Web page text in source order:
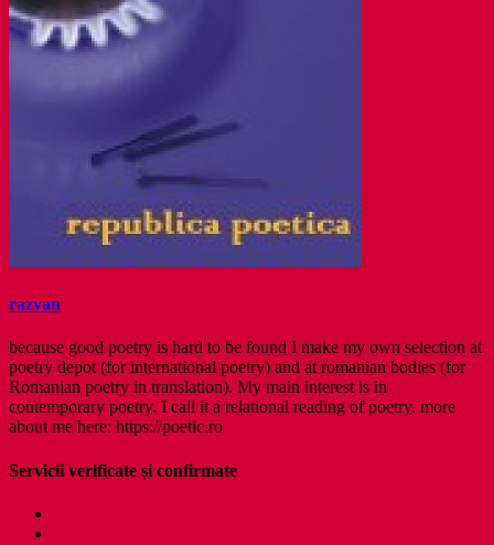
razvan
because good poetry is hard to be found I make my own selection at
poetry depot (for international poetry) and at romanian bodies (for
Romanian poetry in translation). My main interest is in
contemporary poetry. I call it a relational reading of poetry. more
about me here: https://poetic.ro
Servicii verificate și confirmate